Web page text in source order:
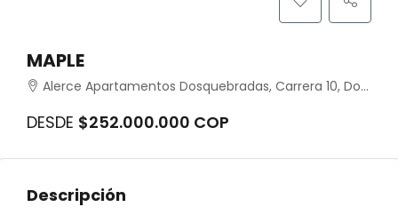
MAPLE
Alerce Apartamentos Dosquebradas, Carrera 10, Dosquebradas, Risaralda, Colombia
DESDE $252.000.000 COP
Descripción